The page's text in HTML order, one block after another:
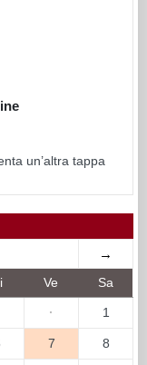
un’altra tappa
→
Ve Sa
· 1
7 8